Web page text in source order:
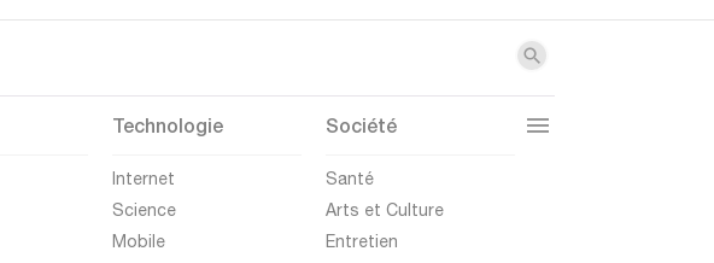
Technologie
Internet
Science
Mobile
Société
Santé
Arts et Culture
Entretien